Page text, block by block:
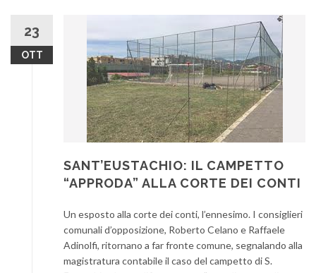
23
OTT
SANT’EUSTACHIO: IL CAMPETTO
“APPRODA” ALLA CORTE DEI CONTI
Un esposto alla corte dei conti, l’ennesimo. I consiglieri
comunali d’opposizione, Roberto Celano e Raffaele
Adinolfi, ritornano a far fronte comune, segnalando alla
magistratura contabile il caso del campetto di S.